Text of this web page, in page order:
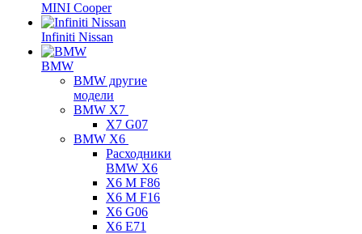
MINI Cooper
Infiniti Nissan
BMW
BMW другие
модели
BMW X7
X7 G07
BMW X6
Расходники
BMW X6
X6 M F86
X6 M F16
X6 G06
X6 E71